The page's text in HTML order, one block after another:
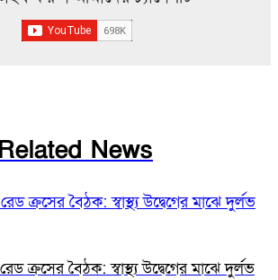
News
ক্রসের বৈঠক: স্বাস্থ্য উদ্বেগের মাঝে দুর্লভ